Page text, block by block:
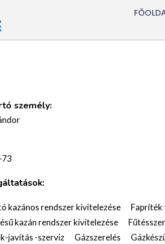
személy:
kazános rendszer kivitelezése
Fapríték
kazán rendszer kivitelezése
javítás -szerviz
Gázszerelés